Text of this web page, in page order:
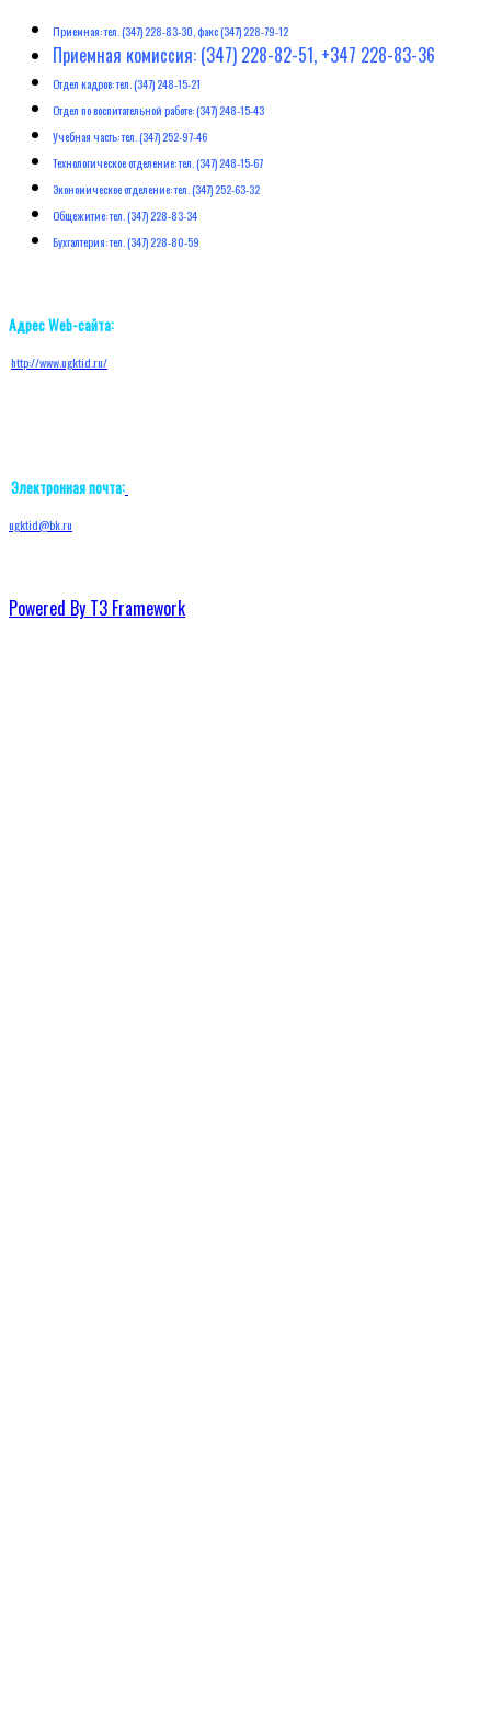
Приемная: тел. (347) 228-83-30, факс (347) 228-79-12
Приемная комиссия: (347) 228-82-51, +347 228-83-36
Отдел кадров: тел. (347) 248-15-21
Отдел по воспитательной работе: (347) 248-15-43
Учебная часть: тел. (347) 252-97-46
Технологическое отделение: тел. (347) 248-15-67
Экономическое отделение: тел. (347) 252-63-32
Общежитие: тел. (347) 228-83-34
Бухгалтерия: тел. (347) 228-80-59
Адрес Web-сайта:
http://www.ugktid.ru/
Электронная почта:
ugktid@bk.ru
Powered By T3 Framework